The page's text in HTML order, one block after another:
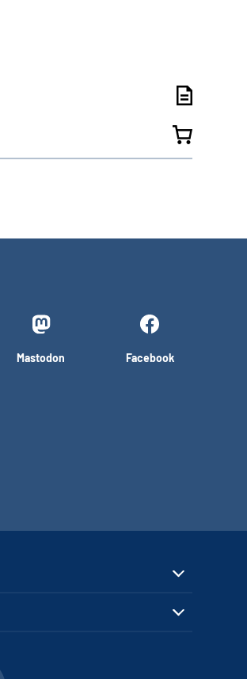
Mastodon Facebook